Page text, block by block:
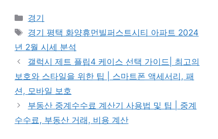
Categories
경기
Tags
경기 평택 화양휴먼빌퍼스트시티 아파트 2024
년 2월 시세 분석
갤럭시 제트 플립4 케이스 선택 가이드| 최고의
보호와 스타일을 위한 팁 | 스마트폰 액세서리, 패
션, 모바일 보호
부동산 중계수수료 계산기 사용법 및 팁 | 중계
수수료, 부동산 거래, 비용 계산